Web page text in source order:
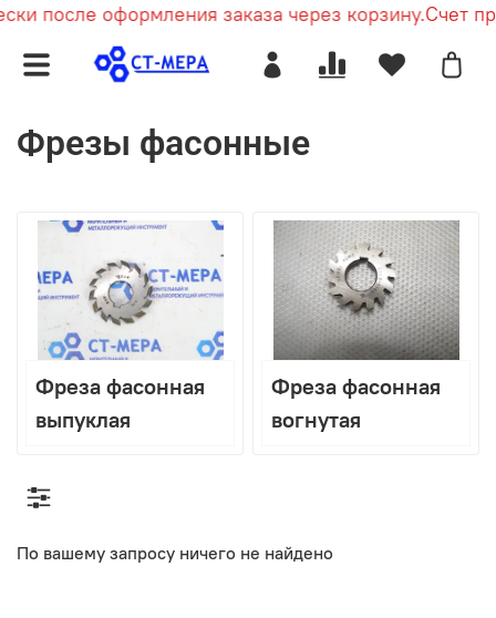
после оформления заказа через корзину.Счет
Фрезы фасонные
Фреза фасонная
выпуклая
Фреза фасонная
вогнутая
По вашему запросу ничего не найдено